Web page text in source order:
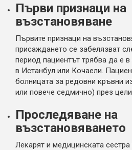
Първи признаци на
възстановяване
Първите признаци на
присаждането се забелязват
период пациентът трябва да е
в Истанбул или Кочаели.
болницата за редовни кръвни
или повече седмично) през
Проследяване на
възстановяването
Лекарят и медицинската